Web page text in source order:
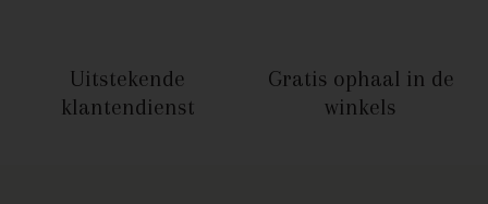
Uitstekende
klantendienst
Gratis ophaal in de
winkels